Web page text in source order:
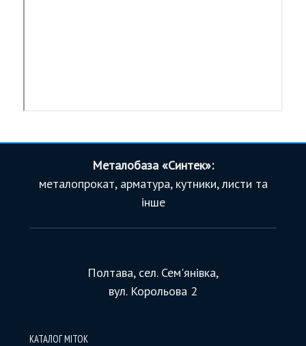
Металобаза «Синтек»:
металопрокат, арматура, кутники, листи та
інше
Полтава, сел. Сем'янівка,
вул. Корольова 2
КАТАЛОГ МІТОК